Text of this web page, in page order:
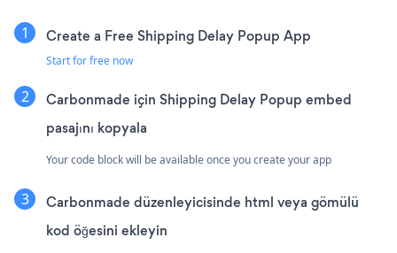
Create a Free Shipping Delay Popup App
Start for free now
Carbonmade için Shipping Delay Popup embed
pasajını kopyala
Your code block will be available once you create your app
Carbonmade düzenleyicisinde html veya gömülü
kod öğesini ekleyin